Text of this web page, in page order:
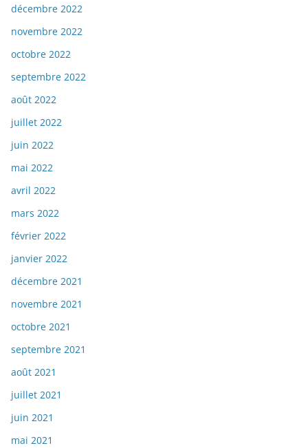
décembre 2022
novembre 2022
octobre 2022
septembre 2022
août 2022
juillet 2022
juin 2022
mai 2022
avril 2022
mars 2022
février 2022
janvier 2022
décembre 2021
novembre 2021
octobre 2021
septembre 2021
août 2021
juillet 2021
juin 2021
mai 2021